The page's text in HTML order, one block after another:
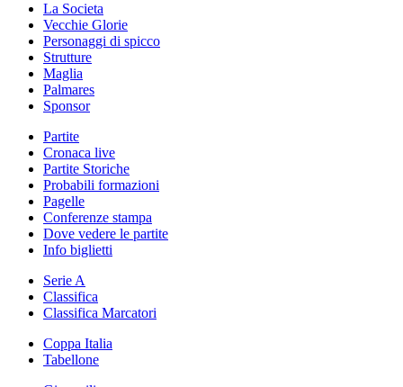
La Societa
Vecchie Glorie
Personaggi di spicco
Strutture
Maglia
Palmares
Sponsor
Partite
Cronaca live
Partite Storiche
Probabili formazioni
Pagelle
Conferenze stampa
Dove vedere le partite
Info biglietti
Serie A
Classifica
Classifica Marcatori
Coppa Italia
Tabellone